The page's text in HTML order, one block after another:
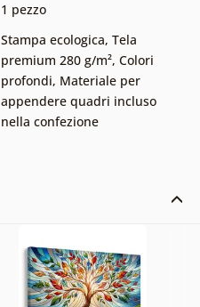
1 pezzo
Stampa ecologica, Tela
premium 280 g/m², Colori
profondi, Materiale per
appendere quadri incluso
nella confezione